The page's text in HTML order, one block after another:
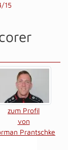
15
zum Profil
von
Prantschke